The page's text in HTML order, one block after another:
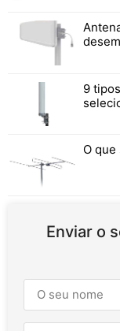
9
O que
Enviar o